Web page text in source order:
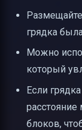
грядка
Можно
который
Если
блоков,